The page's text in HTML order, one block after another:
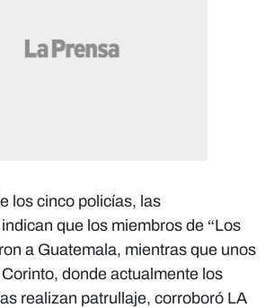
los cinco policías, las
que los miembros de “Los
a Guatemala, mientras que unos
donde actualmente los
realizan patrullaje, corroboró LA